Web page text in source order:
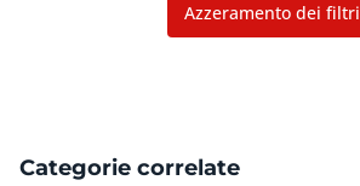
Azzeramento dei filtri
Categorie correlate